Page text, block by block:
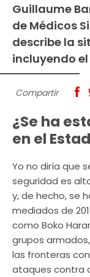
Guillaume
de Médicos
describe la
incluyendo
Compartir
¿Se ha
en el
Yo no diría que
seguridad es
y, de hecho, se
mediados de
como Boko
grupos
las fronteras
ataques contra